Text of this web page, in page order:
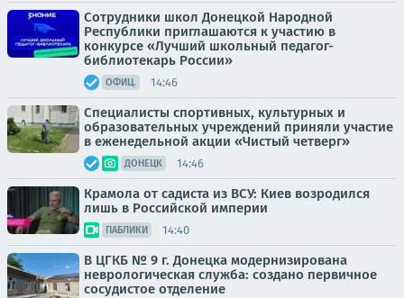
Сотрудники школ Донецкой Народной
Республики приглашаются к участию в
конкурсе «Лучший школьный педагог-
библиотекарь России»
ОФИЦ. 14:46
Специалисты спортивных, культурных и
образовательных учреждений приняли участие
в еженедельной акции «Чистый четверг»
ДОНЕЦК 14:46
Крамола от садиста из ВСУ: Киев возродился
лишь в Российской империи
ПАБЛИКИ 14:40
В ЦГКБ № 9 г. Донецка модернизирована
неврологическая служба: создано первичное
сосудистое отделение